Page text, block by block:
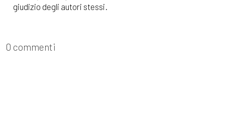
giudizio degli autori stessi.
0 commenti